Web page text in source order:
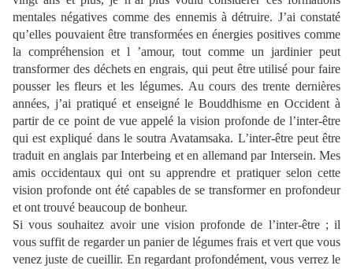
mentales négatives comme des ennemis à détruire. J’ai constaté
qu’elles pouvaient être transformées en énergies positives comme
la compréhension et l ’amour, tout comme un jardinier peut
transformer des déchets en engrais, qui peut être utilisé pour faire
pousser les fleurs et les légumes. Au cours des trente dernières
années, j’ai pratiqué et enseigné le Bouddhisme en Occident à
partir de ce point de vue appelé la vision profonde de l’inter-être
qui est expliqué dans le soutra Avatamsaka. L’inter-être peut être
traduit en anglais par Interbeing et en allemand par Intersein. Mes
amis occidentaux qui ont su apprendre et pratiquer selon cette
vision profonde ont été capables de se transformer en profondeur
et ont trouvé beaucoup de bonheur.
Si vous souhaitez avoir une vision profonde de l’inter-être ; il
vous suffit de regarder un panier de légumes frais et vert que vous
venez juste de cueillir. En regardant profondément, vous verrez le